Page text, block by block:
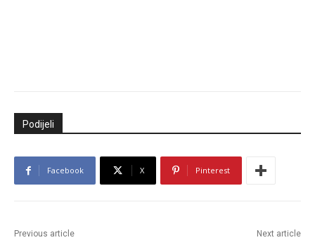
Podijeli
Facebook X Pinterest
Previous article Next article